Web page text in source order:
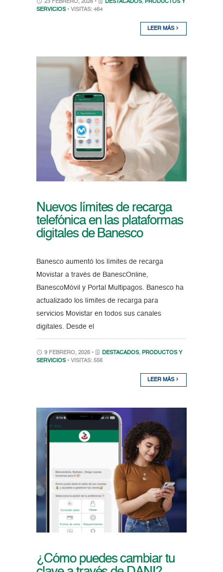
23 FEBRERO, 2026 • DESTACADOS, PRODUCTOS Y
SERVICIOS • VISITAS: 464
LEER MÁS
Nuevos límites de recarga
telefónica en las plataformas
digitales de Banesco
Banesco aumentó los límites de recarga
Movistar a través de BanescOnline,
BanescoMóvil y Portal Multipagos. Banesco ha
actualizado los límites de recarga para
servicios Movistar en todos sus canales
digitales. Desde el
9 FEBRERO, 2026 • DESTACADOS, PRODUCTOS Y
SERVICIOS • VISITAS: 556
LEER MÁS
¿Cómo puedes cambiar tu